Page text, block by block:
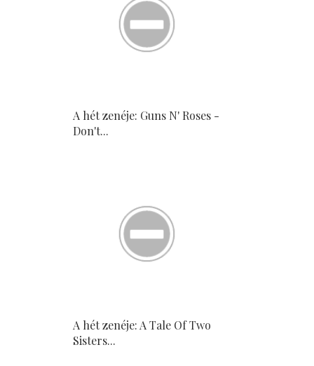
A hét zenéje: Guns N' Roses -
Don't...
A hét zenéje: A Tale Of Two
Sisters...